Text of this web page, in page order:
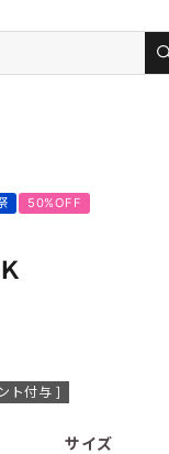
50%OFF
ト付与 ]
サイズ